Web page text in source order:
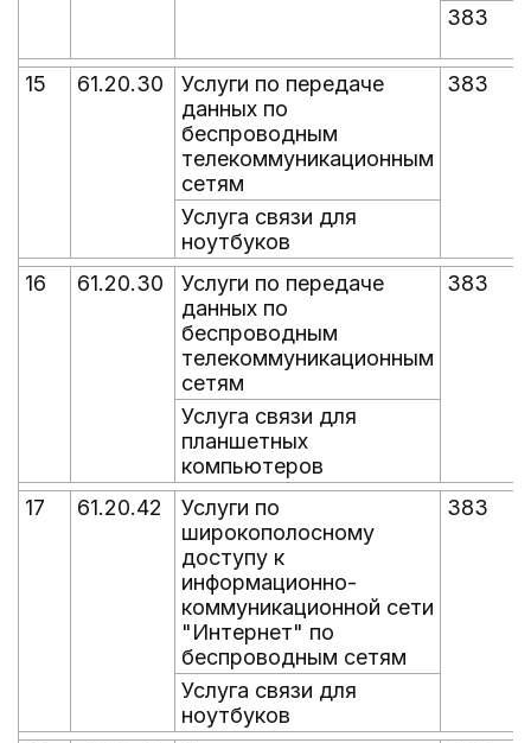
383
15 61.20.30
Услуги по передаче
данных по
беспроводным
телекоммуникационным
сетям
383
Услуга связи для
ноутбуков
16
61.20.30
Услуги по передаче
данных по
беспроводным
телекоммуникационным
сетям
383
Услуга связи для
планшетных
компьютеров
17
61.20.42
Услуги по
широкополосному
доступу к
информационно-
коммуникационной сети
"Интернет" по
беспроводным сетям
383
Услуга связи для
ноутбуков